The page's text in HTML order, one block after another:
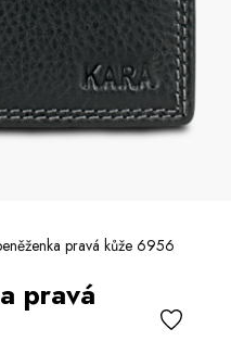
Slovensky
pravá kůže 6956
pravá